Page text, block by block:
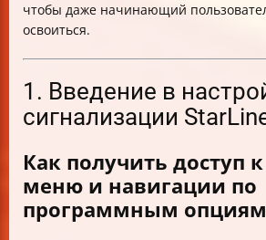
чтобы даже начинающий
освоиться.
1. Введение в
сигнализации
Как получить доступ
меню и навигации по
программным